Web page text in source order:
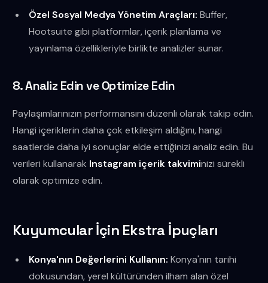
Özel Sosyal Medya Yönetim Araçları: Buffer,
Hootsuite gibi platformlar, içerik planlama ve
yayınlama özellikleriyle birlikte analizler sunar.
8. Analiz Edin ve Optimize Edin
Paylaşımlarınızın performansını düzenli olarak takip edin.
Hangi içeriklerin daha çok etkileşim aldığını, hangi
saatlerde daha iyi sonuçlar elde ettiğinizi analiz edin. Bu
verileri kullanarak Instagram içerik takviminizi sürekli
olarak optimize edin.
Kuyumcular İçin Ekstra İpuçları
Konya'nın Değerlerini Kullanın: Konya'nın tarihi
dokusundan, yerel kültüründen ilham alan özel